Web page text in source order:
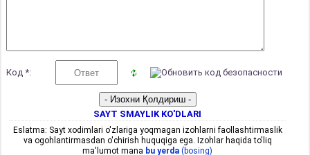
Код *:
SAYT SMAYLIK KO'DLARI
Eslatma: Sayt xodimlari o'zlariga yoqmagan izohlarni faollashtirmaslik
va ogohlantirmasdan o'chirish huquqiga ega. Izohlar haqida to'liq
ma'lumot mana bu yerda (bosing)